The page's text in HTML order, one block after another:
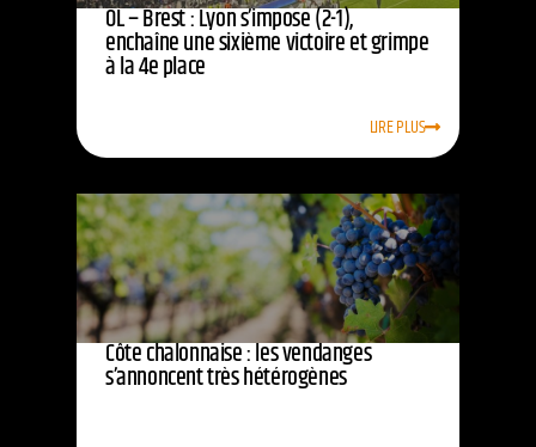
OL – Brest : Lyon s’impose (2-1),
enchaîne une sixième victoire et grimpe
à la 4e place
LIRE PLUS
Côte chalonnaise : les vendanges
s’annoncent très hétérogènes